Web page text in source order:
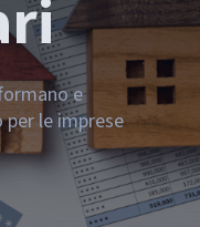
e
le imprese